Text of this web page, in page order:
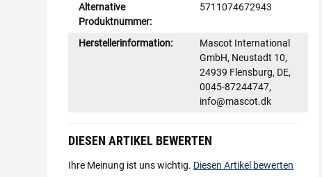
Alternative
Produktnummer:
5711074672943
Herstellerinformation:
Mascot International
GmbH, Neustadt 10,
24939 Flensburg, DE,
0045-87244747,
info@mascot.dk
DIESEN ARTIKEL BEWERTEN
Ihre Meinung ist uns wichtig. Diesen Artikel bewerten